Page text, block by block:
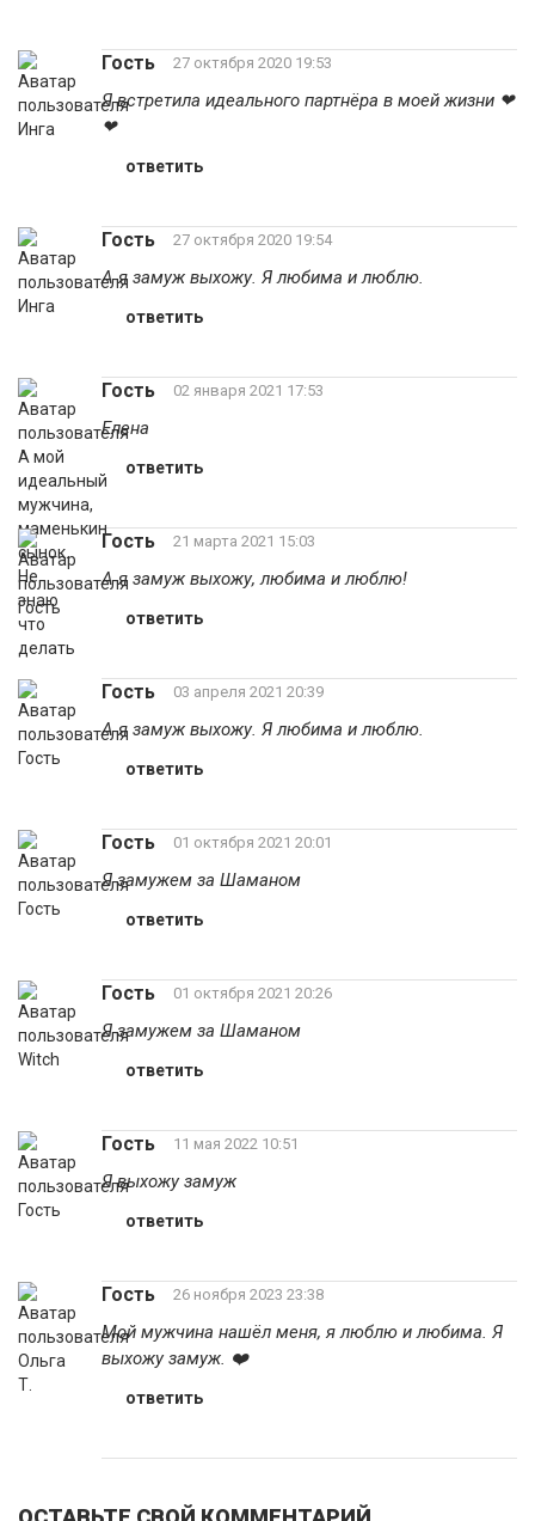
Гость 27 октября 2020 19:53
Я встретила идеального партнёра в моей жизни ❤
❤
ответить
Гость 27 октября 2020 19:54
А я замуж выхожу. Я любима и люблю.
ответить
Гость 02 января 2021 17:53
Елена
ответить
Гость 21 марта 2021 15:03
А я замуж выхожу, любима и люблю!
ответить
Гость 03 апреля 2021 20:39
А я замуж выхожу. Я любима и люблю.
ответить
Гость 01 октября 2021 20:01
Я замужем за Шаманом
ответить
Гость 01 октября 2021 20:26
Я замужем за Шаманом
ответить
Гость 11 мая 2022 10:51
Я выхожу замуж
ответить
Гость 26 ноября 2023 23:38
Мой мужчина нашёл меня, я люблю и любима. Я
выхожу замуж. ❤️
ответить